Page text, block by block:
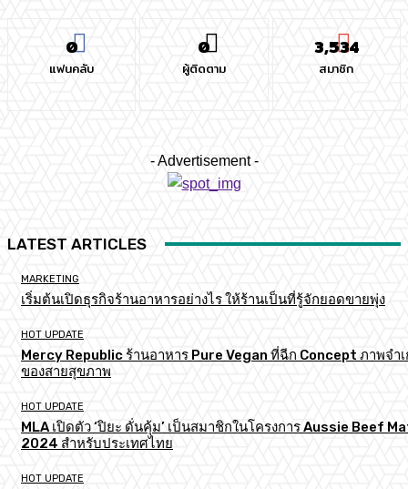
0
แฟนคลับ
0
ผู้ติดตาม
3,534
สมาชิก
- Advertisement -
LATEST ARTICLES
MARKETING
เริ่มต้นเปิดธุรกิจร้านอาหารอย่างไร ให้ร้านเป็นที่รู้จักยอดขายพุ่ง
HOT UPDATE
Mercy Republic ร้านอาหาร Pure Vegan ที่ฉีก Concept ภาพจำเ
ของสายสุขภาพ
HOT UPDATE
MLA เปิดตัว ‘ปิยะ ดั่นคุ้ม’ เป็นสมาชิกในโครงการ Aussie Beef
2024 สำหรับประเทศไทย
HOT UPDATE